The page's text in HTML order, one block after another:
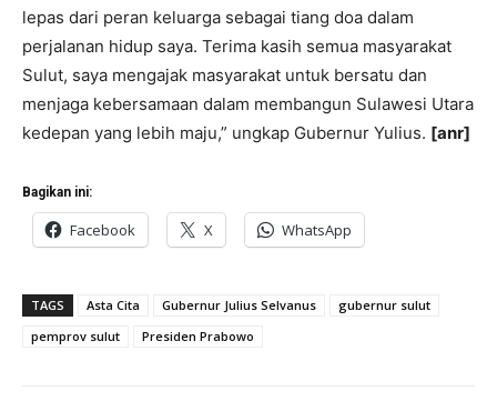
lepas dari peran keluarga sebagai tiang doa dalam
perjalanan hidup saya. Terima kasih semua masyarakat
Sulut, saya mengajak masyarakat untuk bersatu dan
menjaga kebersamaan dalam membangun Sulawesi Utara
kedepan yang lebih maju,” ungkap Gubernur Yulius. [anr]
Bagikan ini:
Facebook X WhatsApp
TAGS Asta Cita Gubernur Julius Selvanus
gubernur sulut
pemprov sulut
Presiden Prabowo